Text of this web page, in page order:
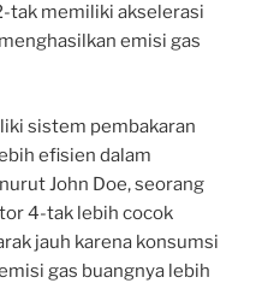
tak memiliki akselerasi
emisi gas
sistem pembakaran
efisien dalam
John Doe, seorang
4-tak lebih cocok
jauh karena konsumsi
gas buangnya lebih